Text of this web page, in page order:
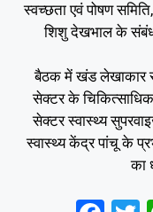
स्वच्छता एवं पोषण
शिशु देखभाल के संबंध
बैठक में खंड लेखाकार
सेक्टर के
सेक्टर स्वास्थ्य
स्वास्थ्य केंद्र पांचू के
का